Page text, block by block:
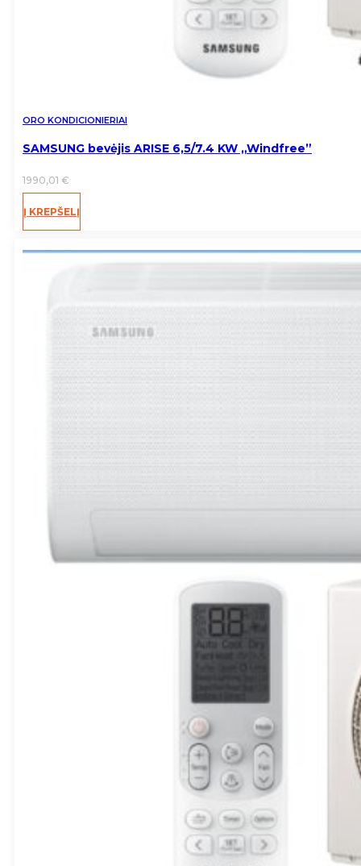
ORO KONDICIONIERIAI
SAMSUNG bevėjis ARISE 6,5/7.4 KW „Windfree”
1990,01 €
Į KREPŠELĮ